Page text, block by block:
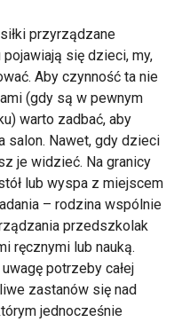
przyrządzane
się dzieci, my,
Aby czynność ta nie
(gdy są w pewnym
warto zadbać, aby
salon. Nawet, gdy dzieci
je widzieć. Na granicy
lub wyspa z miejscem
– rodzina wspólnie
przedszkolak
ręcznymi lub nauką.
potrzeby całej
zastanów się nad
jednocześnie